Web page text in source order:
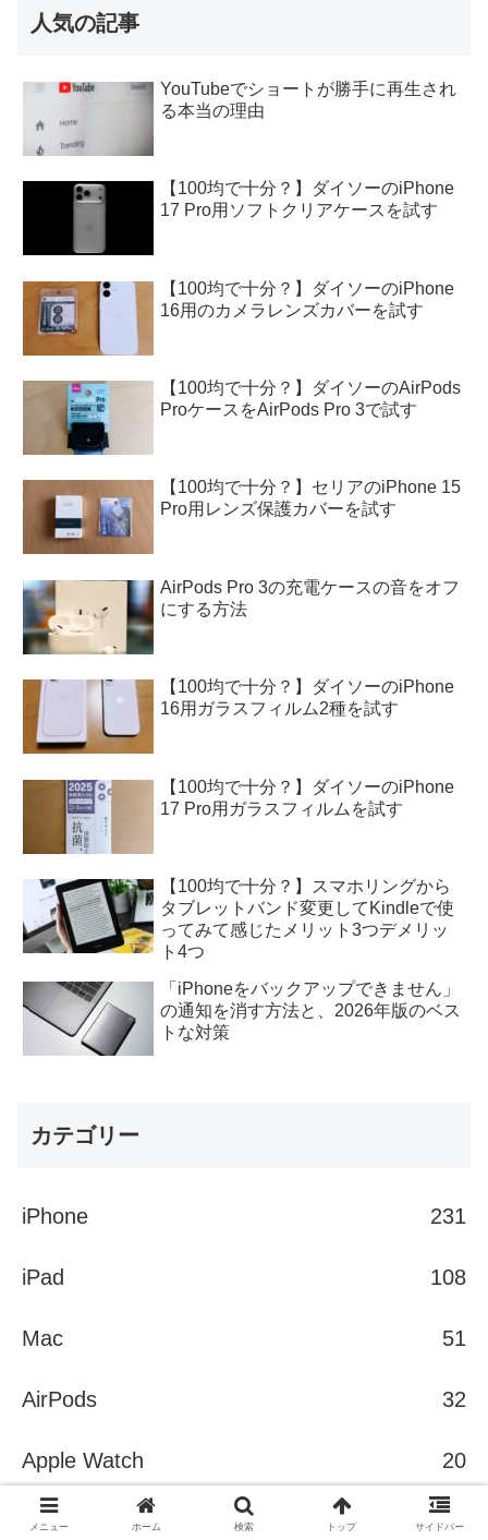
人気の記事
YouTubeでショートが勝手に再生され
る本当の理由
【100均で十分？】ダイソーのiPhone
17 Pro用ソフトクリアケースを試す
【100均で十分？】ダイソーのiPhone
16用のカメラレンズカバーを試す
【100均で十分？】ダイソーのAirPods
ProケースをAirPods Pro 3で試す
【100均で十分？】セリアのiPhone 15
Pro用レンズ保護カバーを試す
AirPods Pro 3の充電ケースの音をオフ
にする方法
【100均で十分？】ダイソーのiPhone
16用ガラスフィルム2種を試す
【100均で十分？】ダイソーのiPhone
17 Pro用ガラスフィルムを試す
【100均で十分？】スマホリングから
タブレットバンド変更してKindleで使
ってみて感じたメリット3つデメリッ
ト4つ
「iPhoneをバックアップできません」
の通知を消す方法と、2026年版のベス
トな対策
カテゴリー
iPhone 231
iPad 108
Mac 51
AirPods 32
Apple Watch 20
gadget 131
メニュー ホーム 検索 トップ サイドバー